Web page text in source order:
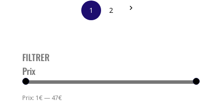
1 2
FILTRER
Prix
Prix: 1€— 47€